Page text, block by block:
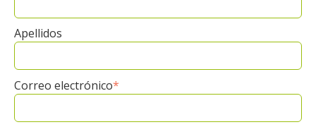
Apellidos
Correo electrónico*